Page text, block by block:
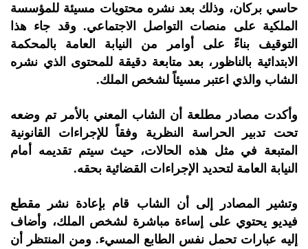
حاسي بركان، وذلك بعد نشره محتويات مسيئة للمؤسسة
الملكية على منصات التواصل الاجتماعي. وقد جاء هذا
التوقيف بناءً على أوامر من النيابة العامة بالمحكمة
الابتدائية بالناظور، بعد متابعة دقيقة للمحتوى الذي نشره
الشاب والذي اعتبر مسيئاً لشخص الملك.
وأكدت مصادر مطلعة أن الشاب المعني بالأمر تم وضعه
تحت تدبير الحراسة النظرية وفقاً للإجراءات القانونية
المتبعة في مثل هذه الحالات، حيث سيتم تقديمه أمام
النيابة العامة لتحديد الإجراءات القضائية بحقه.
وتشير المصادر إلى أن الشاب قام بإعادة نشر مقطع
فيديو يحتوي على إساءة مباشرة لشخص الملك، وأضاف
إليه عبارات تحمل نفس الطابع المسيء. ومن المنتظر أن